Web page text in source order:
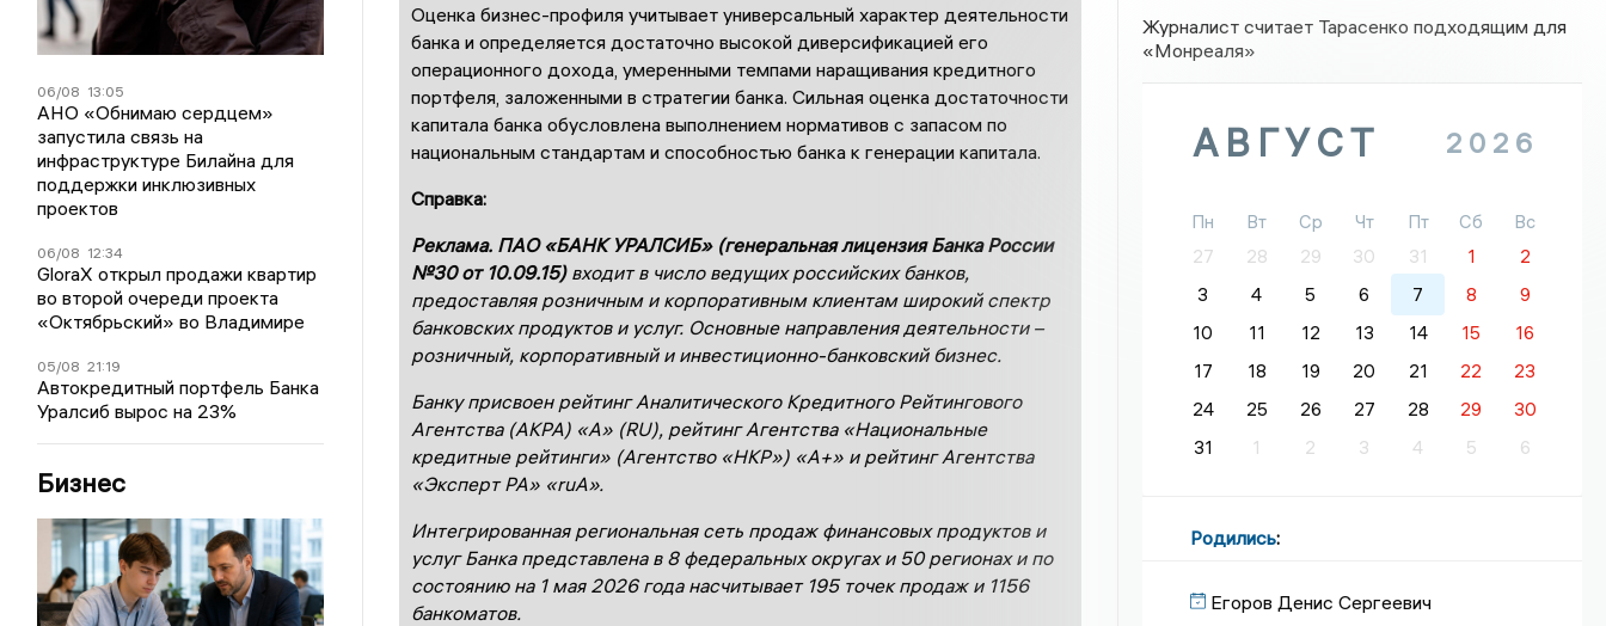
06/08 13:05
АНО «Обнимаю сердцем»
запустила связь на
инфраструктуре Билайна для
поддержки инклюзивных
проектов
06/08 12:34
GloraX открыл продажи квартир
во второй очереди проекта
«Октябрьский» во Владимире
05/08 21:19
Автокредитный портфель Банка
Уралсиб вырос на 23%
Бизнес
Оценка бизнес-профиля учитывает универсальный характер деятельности
банка и определяется достаточно высокой диверсификацией его
операционного дохода, умеренными темпами наращивания кредитного
портфеля, заложенными в стратегии банка. Сильная оценка достаточности
капитала банка обусловлена выполнением нормативов с запасом по
национальным стандартам и способностью банка к генерации капитала.
Справка:
Реклама. ПАО «БАНК УРАЛСИБ» (генеральная лицензия Банка России
№30 от 10.09.15)входит в число ведущих российских банков,
предоставляя розничным и корпоративным клиентам широкий спектр
банковских продуктов и услуг. Основные направления деятельности –
розничный, корпоративный и инвестиционно-банковский бизнес.
Банку присвоен рейтинг Аналитического Кредитного Рейтингового
Агентства (АКРА) «А» (RU), рейтинг Агентства «Национальные
кредитные рейтинги» (Агентство «НКР») «А+» и рейтинг Агентства
«Эксперт РА» «ruА».
Интегрированная региональная сеть продаж финансовых продуктов и
услуг Банка представлена в 8 федеральных округах и 50 регионах и по
состоянию на 1 мая 2026 года насчитывает 195 точек продаж и 1156
банкоматов.
Журналист считает Тарасенко подходящим для
«Монреаля»
АВГУСТ 2026
Пн Вт Ср Чт Пт Сб
Вс
27
28 29 30 31 1
2
3
4 5 6 7 8
9
10
11 12 13 14 15
16
17
18 19 20 21 22
23
24
25 26 27 28 29
30
31
1 2 3 4 5 6
Родились:
Егоров Денис Сергеевич